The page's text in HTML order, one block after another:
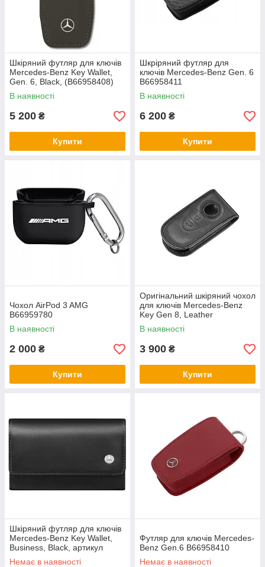
Шкіряний футляр для ключів
Mercedes-Benz Key Wallet,
Gen. 6, Black, (B66958408)
В наявності
5 200 ₴
Купити
Шкріряний футляр для
ключів Mercedes-Benz Gen. 6
B66958411
В наявності
6 200 ₴
Купити
Чохол AirPod 3 AMG
B66959780
В наявності
2 000 ₴
Купити
Оригінальний шкіряний чохол
для ключів Mercedes-Benz
Key Gen 8, Leather
B66959108/B66960576
В наявності
3 900 ₴
Купити
Шкіряний футляр для ключів
Mercedes-Benz Key Wallet,
Business, Black, артикул
B66952883
Немає в наявності
Футляр для ключів Mercedes-
Benz Gen.6 B66958410
Немає в наявності